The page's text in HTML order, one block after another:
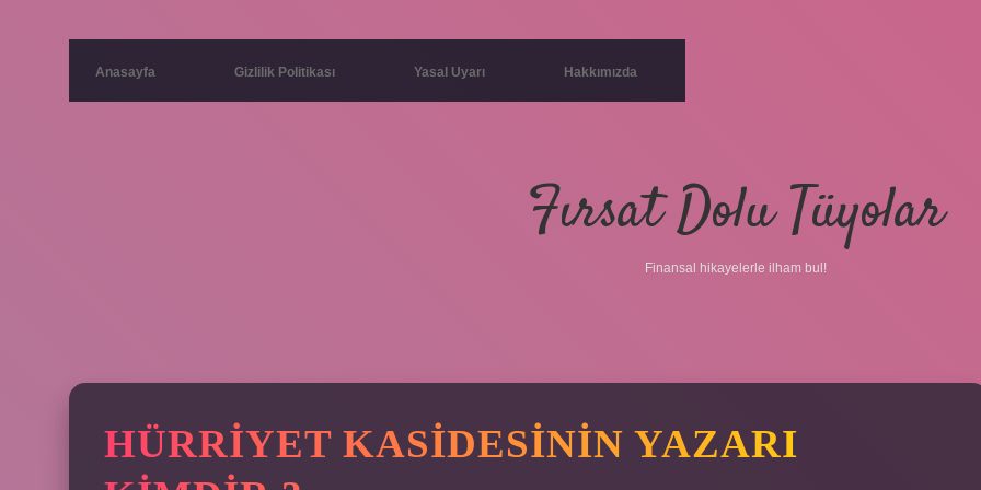
Anasayfa Gizlilik Politikası Yasal Uyarı Hakkımızda
Fırsat Dolu Tüyolar
Finansal hikayelerle ilham bul!
HÜRRIYET KASIDESININ YAZARI